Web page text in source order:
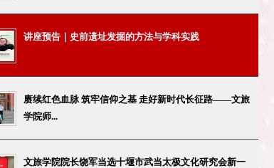
讲座预告｜史前遗址发掘的方法与学科实践
赓续红色血脉 筑牢信仰之基 走好新时代长征路——文旅
学院师...
文旅学院院长饶军当选十堰市武当太极文化研究会新一